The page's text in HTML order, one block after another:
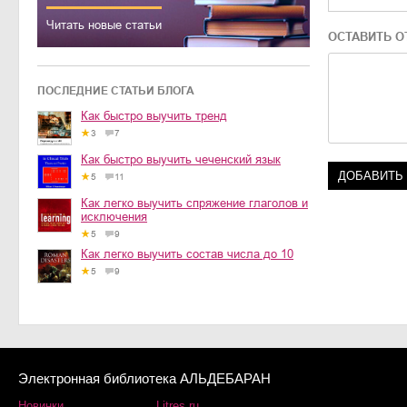
Читать новые статьи
ПОСЛЕДНИЕ СТАТЬИ БЛОГА
Как быстро выучить тренд
3 7
Как быстро выучить чеченский язык
5 11
Как легко выучить спряжение глаголов и
исключения
5 9
Как легко выучить состав числа до 10
5 9
ОСТАВИТЬ
Электронная библиотека АЛЬДЕБАРАН